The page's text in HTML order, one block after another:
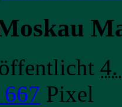
Pixel